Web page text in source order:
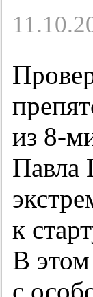
из 8-
Павла
к
В этом